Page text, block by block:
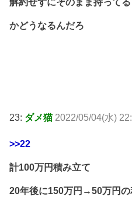
解約せずにそのまま持って
かどうなるんだろ
23: ダメ猫 2022/05/04(水)
>>22
計100万円積み立て
20年後に150万円→50万円